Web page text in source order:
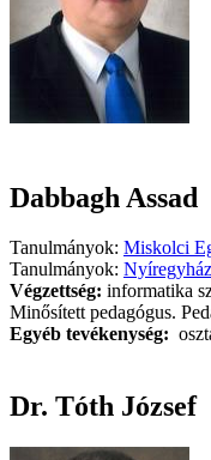
Dabbagh Assad
Tanulmányok: Miskolci
Tanulmányok:
Végzettség: informatika
Minősített pedagógus.
Egyéb tevékenység:
Dr. Tóth József